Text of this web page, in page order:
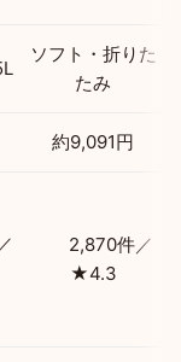
ソフト・折りた
たみ
約9,091円
2,870件／
★4.3